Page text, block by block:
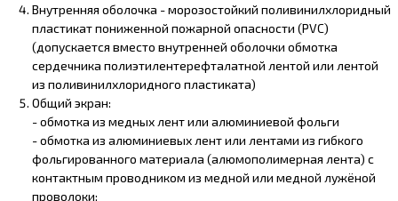
Внутренняя оболочка - морозостойкий поливинилхлоридный
пластикат пониженной пожарной опасности (PVC)
(допускается вместо внутренней оболочки обмотка
сердечника полиэтилентерефталатной лентой или лентой
из поливинилхлоридного пластиката)
Общий экран:
- обмотка из медных лент или алюминиевой фольги
- обмотка из алюминиевых лент или лентами из гибкого
фольгированного материала (алюмополимерная лента) с
контактным проводником из медной или медной лужёной
проволоки;